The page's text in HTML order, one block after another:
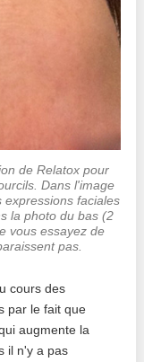
de Relatox pour
Dans l'image
expressions faciales
la photo du bas (2
vous essayez de
pas.
cours des
par le fait que
augmente la
il n'y a pas